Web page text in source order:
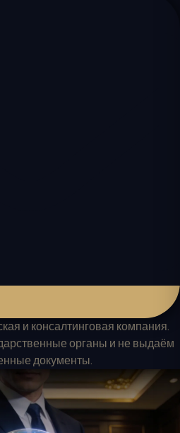
и консалтинговая компания.
органы и не выдаём
документы.